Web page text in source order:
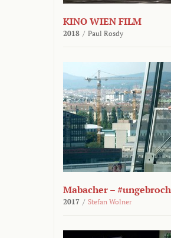
KINO WIEN FILM
2018 / Paul Rosdy
Mabacher –
2017 / Stefan Wolner